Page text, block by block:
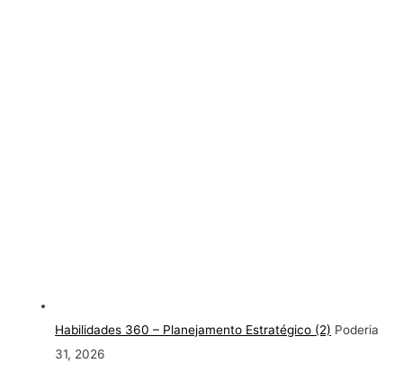
Habilidades 360 – Planejamento Estratégico (2) Poderia
31, 2026